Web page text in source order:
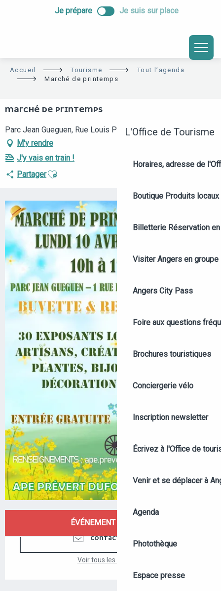
Je prépare Je suis sur place
L'Office de Tourisme
Horaires, adresse de
Boutique Produits
Billetterie Réservation
Visiter Angers en groupe
Angers City Pass
Foire aux questions
Brochures touristiques
Conciergerie vélo
Inscription newsletter
Écrivez à l'Office de
Venir et se déplacer à
Agenda
Photothèque
Espace presse
Accueil Tourisme
Tout l’agenda
Marché de printemps
MARCHÉ DE PRINTEMPS
Parc Jean Gueguen, Rue Louis Pasteur, 49800 Trélazé
M'y rendre
J'y vais en train !
PartagerAjouter aux favoris
OUVERTURE ET COORDONNÉES
ÉVÉNEMENT TERMINÉ
CONTACTEZ-NOUS
Voir tous les contacts